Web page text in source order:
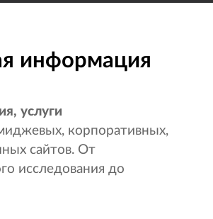
информация
услуги
корпоративных,
сайтов. От
исследования до